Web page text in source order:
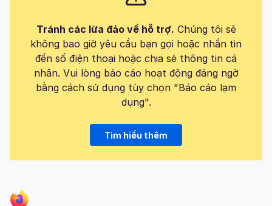
Tránh các lừa đảo về hỗ trợ. Chúng tôi sẽ
không bao giờ yêu cầu bạn gọi hoặc nhắn tin
đến số điện thoại hoặc chia sẻ thông tin cá
nhân. Vui lòng báo cáo hoạt động đáng ngờ
bằng cách sử dụng tùy chọn "Báo cáo lạm
dụng".
Tìm hiểu thêm